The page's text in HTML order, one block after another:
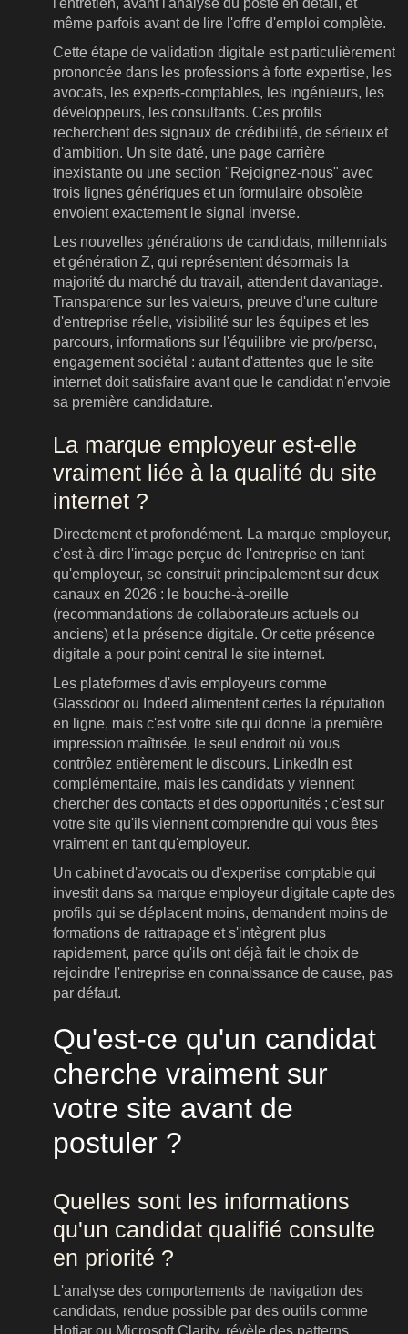
l'entretien, avant l'analyse du poste en détail, et
même parfois avant de lire l'offre d'emploi complète.
Cette étape de validation digitale est particulièrement
prononcée dans les professions à forte expertise, les
avocats, les experts-comptables, les ingénieurs, les
développeurs, les consultants. Ces profils
recherchent des signaux de crédibilité, de sérieux et
d'ambition. Un site daté, une page carrière
inexistante ou une section "Rejoignez-nous" avec
trois lignes génériques et un formulaire obsolète
envoient exactement le signal inverse.
Les nouvelles générations de candidats, millennials
et génération Z, qui représentent désormais la
majorité du marché du travail, attendent davantage.
Transparence sur les valeurs, preuve d'une culture
d'entreprise réelle, visibilité sur les équipes et les
parcours, informations sur l'équilibre vie pro/perso,
engagement sociétal : autant d'attentes que le site
internet doit satisfaire avant que le candidat n'envoie
sa première candidature.
La marque employeur est-elle
vraiment liée à la qualité du site
internet ?
Directement et profondément. La marque employeur,
c'est-à-dire l'image perçue de l'entreprise en tant
qu'employeur, se construit principalement sur deux
canaux en 2026 : le bouche-à-oreille
(recommandations de collaborateurs actuels ou
anciens) et la présence digitale. Or cette présence
digitale a pour point central le site internet.
Les plateformes d'avis employeurs comme
Glassdoor ou Indeed alimentent certes la réputation
en ligne, mais c'est votre site qui donne la première
impression maîtrisée, le seul endroit où vous
contrôlez entièrement le discours. LinkedIn est
complémentaire, mais les candidats y viennent
chercher des contacts et des opportunités ; c'est sur
votre site qu'ils viennent comprendre qui vous êtes
vraiment en tant qu'employeur.
Un cabinet d'avocats ou d'expertise comptable qui
investit dans sa marque employeur digitale capte des
profils qui se déplacent moins, demandent moins de
formations de rattrapage et s'intègrent plus
rapidement, parce qu'ils ont déjà fait le choix de
rejoindre l'entreprise en connaissance de cause, pas
par défaut.
Qu'est-ce qu'un candidat
cherche vraiment sur
votre site avant de
postuler ?
Quelles sont les informations
qu'un candidat qualifié consulte
en priorité ?
L'analyse des comportements de navigation des
candidats, rendue possible par des outils comme
Hotjar ou Microsoft Clarity, révèle des patterns